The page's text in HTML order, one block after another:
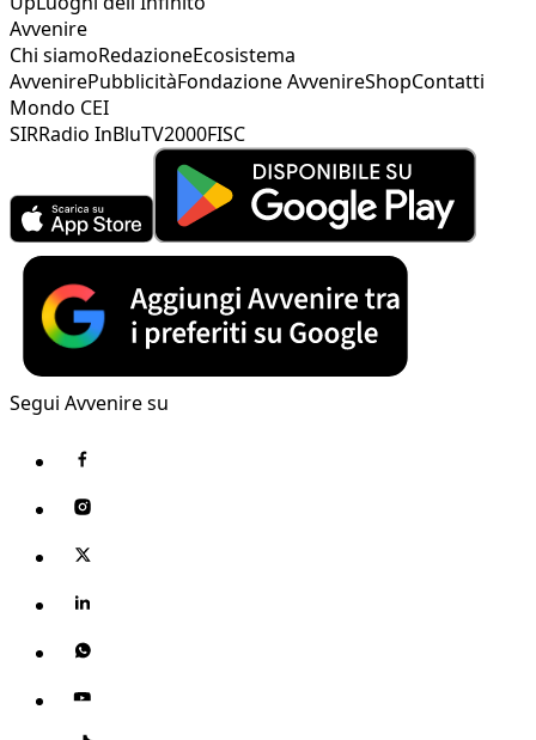
Avvenire
Chi siamoRedazioneEcosistema
AvvenirePubblicitàFondazione AvvenireShopContatti
Mondo CEI
SIRRadio InBluTV2000FISC
Segui Avvenire su